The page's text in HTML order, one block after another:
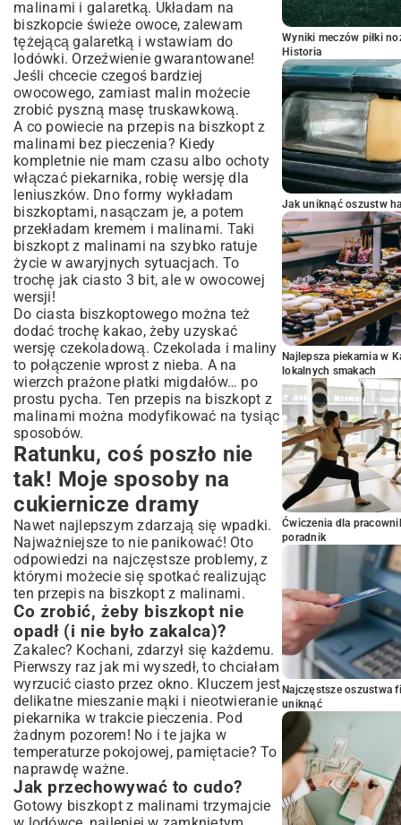
malinami i galaretką. Układam na
biszkopcie świeże owoce, zalewam
tężejącą galaretką i wstawiam do
lodówki. Orzeźwienie gwarantowane!
Jeśli chcecie czegoś bardziej
owocowego, zamiast malin możecie
zrobić pyszną masę truskawkową.
A co powiecie na przepis na biszkopt z
malinami bez pieczenia? Kiedy
kompletnie nie mam czasu albo ochoty
włączać piekarnika, robię wersję dla
leniuszków. Dno formy wykładam
biszkoptami, nasączam je, a potem
przekładam kremem i malinami. Taki
biszkopt z malinami na szybko ratuje
życie w awaryjnych sytuacjach. To
trochę jak ciasto 3 bit, ale w owocowej
wersji!
Do ciasta biszkoptowego można też
dodać trochę kakao, żeby uzyskać
wersję czekoladową. Czekolada i maliny
to połączenie wprost z nieba. A na
wierzch prażone płatki migdałów… po
prostu pycha. Ten przepis na biszkopt z
malinami można modyfikować na tysiąc
sposobów.
Ratunku, coś poszło nie
tak! Moje sposoby na
cukiernicze dramy
Nawet najlepszym zdarzają się wpadki.
Najważniejsze to nie panikować! Oto
odpowiedzi na najczęstsze problemy, z
którymi możecie się spotkać realizując
ten przepis na biszkopt z malinami.
Co zrobić, żeby biszkopt nie
opadł (i nie było zakalca)?
Zakalec? Kochani, zdarzył się każdemu.
Pierwszy raz jak mi wyszedł, to chciałam
wyrzucić ciasto przez okno. Kluczem jest
delikatne mieszanie mąki i nieotwieranie
piekarnika w trakcie pieczenia. Pod
żadnym pozorem! No i te jajka w
temperaturze pokojowej, pamiętacie? To
naprawdę ważne.
Jak przechowywać to cudo?
Gotowy biszkopt z malinami trzymajcie
Wyniki meczów piłki
Historia
Jak uniknąć oszustw
Najlepsza piekarnia w
lokalnych smakach
Ćwiczenia dla
poradnik
Najczęstsze oszustwa
uniknąć